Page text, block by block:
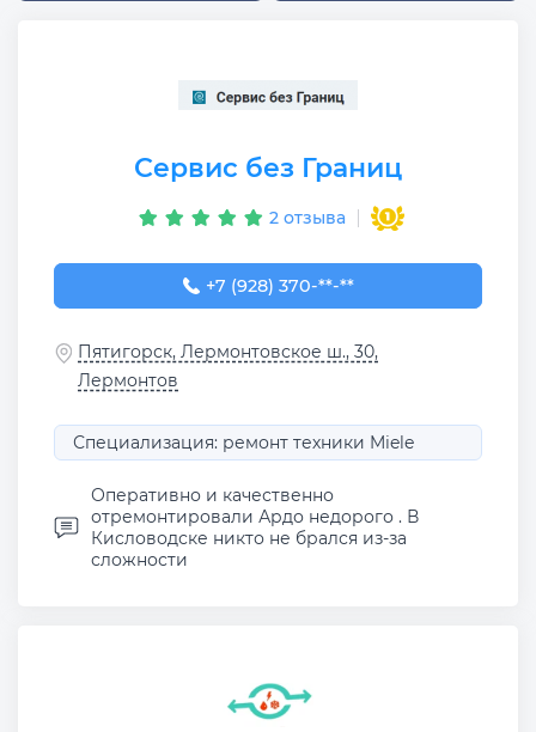
Сервис без Границ
2 отзыва
+7 (928) 370-63-40
+7 (928) 370-**-**
Пятигорск, Лермонтовское ш., 30,
Лермонтов
Специализация: ремонт техники Miele
Оперативно и качественно
отремонтировали Ардо недорого . В
Кисловодске никто не брался из-за
сложности